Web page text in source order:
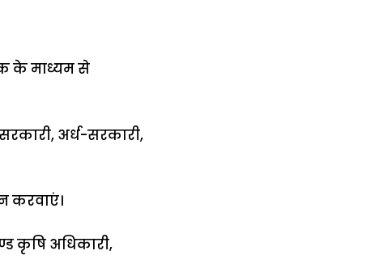
के माध्यम से
अर्ध-सरकारी,
करवाएं।
कृषि अधिकारी,